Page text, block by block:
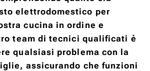
elettrodomestico per
cucina in ordine e
team di tecnici qualificati è
qualsiasi problema con la
assicurando che funzioni